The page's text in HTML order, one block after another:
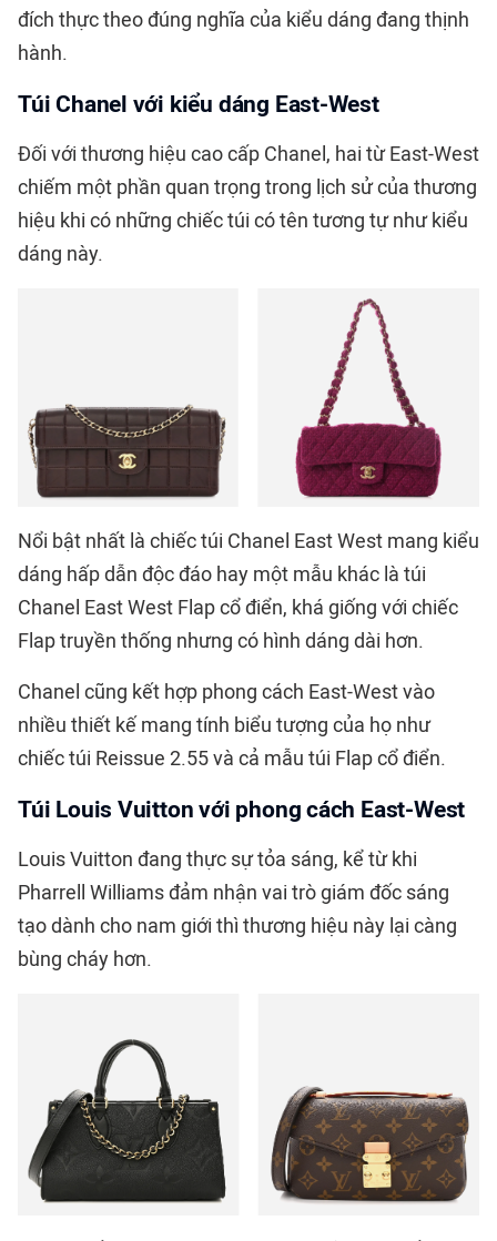
đích thực theo đúng nghĩa của kiểu dáng đang thịnh
hành.
Túi Chanel với kiểu dáng East-West
Đối với thương hiệu cao cấp Chanel, hai từ East-West
chiếm một phần quan trọng trong lịch sử của thương
hiệu khi có những chiếc túi có tên tương tự như kiểu
dáng này.
Nổi bật nhất là chiếc túi Chanel East West mang kiểu
dáng hấp dẫn độc đáo hay một mẫu khác là túi
Chanel East West Flap cổ điển, khá giống với chiếc
Flap truyền thống nhưng có hình dáng dài hơn.
Chanel cũng kết hợp phong cách East-West vào
nhiều thiết kế mang tính biểu tượng của họ như
chiếc túi Reissue 2.55 và cả mẫu túi Flap cổ điển.
Túi Louis Vuitton với phong cách East-West
Louis Vuitton đang thực sự tỏa sáng, kể từ khi
Pharrell Williams đảm nhận vai trò giám đốc sáng
tạo dành cho nam giới thì thương hiệu này lại càng
bùng cháy hơn.